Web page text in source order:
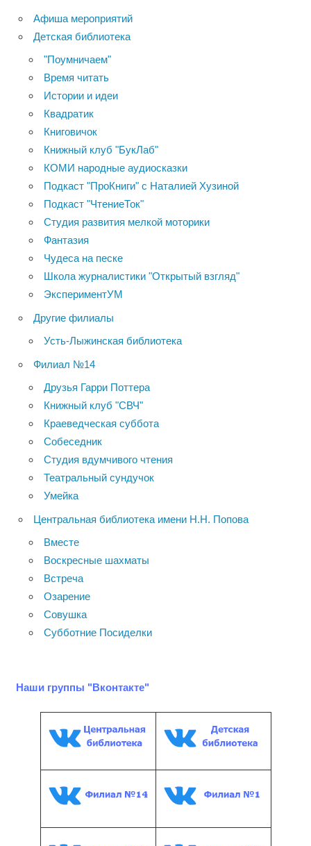
Афиша мероприятий
Детская библиотека
"Поумничаем"
Время читать
Истории и идеи
Квадратик
Книговичок
Книжный клуб "БукЛаб"
КОМИ народные аудиосказки
Подкаст "ПроКниги" с Наталией Хузиной
Подкаст "ЧтениеТок"
Студия развития мелкой моторики
Фантазия
Чудеса на песке
Школа журналистики "Открытый взгляд"
ЭкспериментУМ
Другие филиалы
Усть-Лыжинская библиотека
Филиал №14
Друзья Гарри Поттера
Книжный клуб "СВЧ"
Краеведческая суббота
Собеседник
Студия вдумчивого чтения
Театральный сундучок
Умейка
Центральная библиотека имени Н.Н. Попова
Вместе
Воскресные шахматы
Встреча
Озарение
Совушка
Субботние Посиделки
Наши группы "Вконтакте"